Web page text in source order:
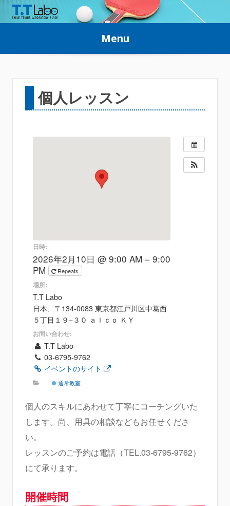
Skip
to
Menu
個人レッスン
日時:
2026年2月10日 @ 9:00 AM – 9:00
PM
Repeats
場所:
T.T Labo
日本、〒134-0083 東京都江戸川区中葛西
５丁目１９−３０ ａｌｃｏ ＫＹ
お問い合わせ:
T.T Labo
03-6795-9762
イベントのサイト
通常教室
個人のスキルにあわせて丁寧にコーチングいた
します。尚、用具の相談などもお任せくださ
い。
レッスンのご予約は電話（TEL.03-6795-9762）
にて承ります。
開催時間